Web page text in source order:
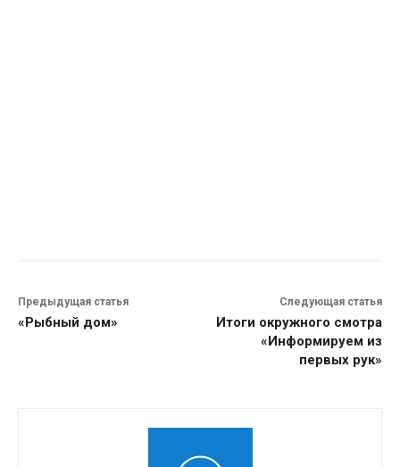
Предыдущая статья
«Рыбный дом»
Следующая статья
Итоги окружного смотра
«Информируем из
первых рук»